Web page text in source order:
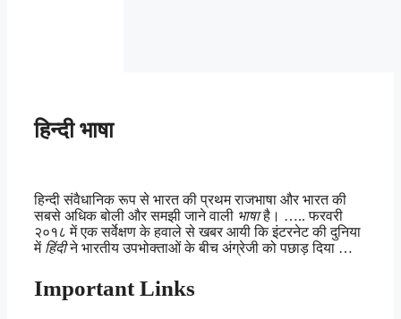
हिन्दी भाषा
हिन्दी संवैधानिक रूप से भारत की प्रथम राजभाषा और भारत की
सबसे अधिक बोली और समझी जाने वाली भाषाहै। ….. फरवरी
२०१८ में एक सर्वेक्षण के हवाले से खबर आयी कि इंटरनेट की दुनिया
में हिंदीने भारतीय उपभोक्ताओं के बीच अंग्रेजी को पछाड़ दिया …
Important Links